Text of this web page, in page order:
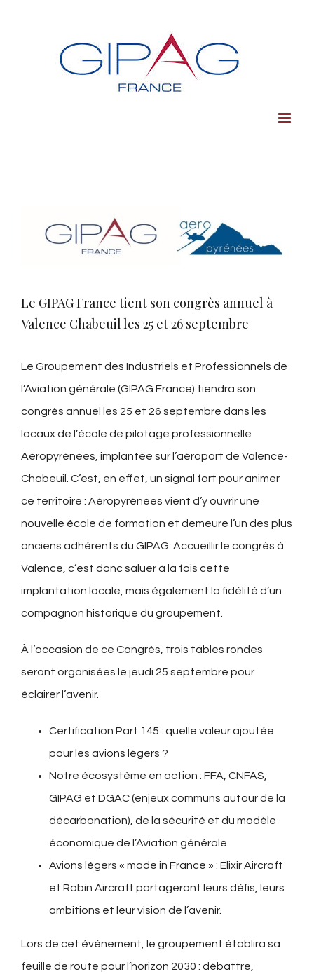
l'image
Le GIPAG France tient son congrès annuel à
Valence Chabeuil les 25 et 26 septembre
Le Groupement des Industriels et Professionnels de
l’Aviation générale (GIPAG France) tiendra son
congrès annuel les 25 et 26 septembre dans les
locaux de l’école de pilotage professionnelle
Aéropyrénées, implantée sur l’aéroport de Valence-
Chabeuil. C’est, en effet, un signal fort pour animer
ce territoire : Aéropyrénées vient d’y ouvrir une
nouvelle école de formation et demeure l’un des plus
anciens adhérents du GIPAG. Accueillir le congrès à
Valence, c’est donc saluer à la fois cette
implantation locale, mais également la fidélité d’un
compagnon historique du groupement.
À l’occasion de ce Congrès, trois tables rondes
seront organisées le jeudi 25 septembre pour
éclairer l’avenir.
Certification Part 145 : quelle valeur ajoutée
pour les avions légers ?
Notre écosystème en action : FFA, CNFAS,
GIPAG et DGAC (enjeux communs autour de la
décarbonation), de la sécurité et du modèle
économique de l’Aviation générale.
Avions légers « made in France » : Elixir Aircraft
et Robin Aircraft partageront leurs défis, leurs
ambitions et leur vision de l’avenir.
Lors de cet événement, le groupement établira sa
feuille de route pour l’horizon 2030 : débattre,